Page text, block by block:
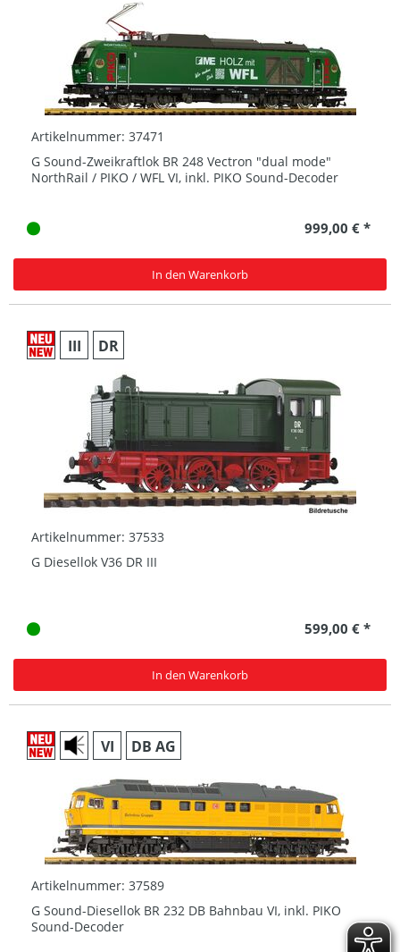
Artikelnummer: 37471
G Sound-Zweikraftlok BR 248 Vectron "dual mode"
NorthRail / PIKO / WFL VI, inkl. PIKO Sound-Decoder
999,00 € *
In den Warenkorb
III DR
Artikelnummer: 37533
G Diesellok V36 DR III
599,00 € *
In den Warenkorb
VI DB AG
Artikelnummer: 37589
G Sound-Diesellok BR 232 DB Bahnbau VI, inkl. PIKO
Sound-Decoder